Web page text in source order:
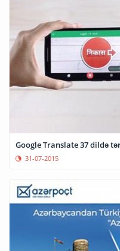
Google Translate 37 dildə
31-07-2015